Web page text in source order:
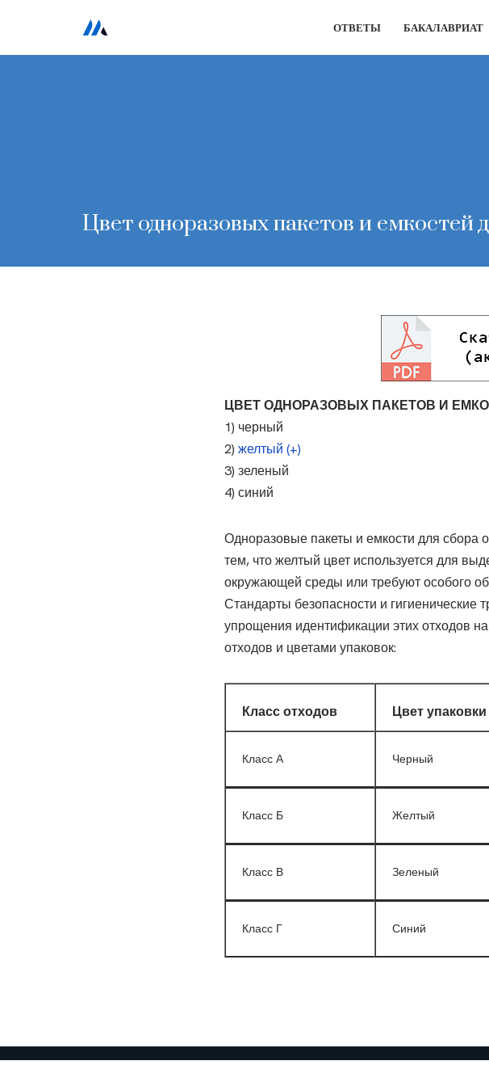
ОТВЕТЫ БАКАЛАВРИАТ
Цвет одноразовых пакетов и емкостей
ЦВЕТ ОДНОРАЗОВЫХ ПАКЕТОВ И
1) черный
2) желтый (+)
3) зеленый
4) синий
Одноразовые пакеты и емкости для сбора
тем, что желтый цвет используется для
окружающей среды или требуют особого
Стандарты безопасности и гигиенические
упрощения идентификации этих отходов
отходов и цветами упаковок:
Класс отходов Цвет упаковки
Класс А Черный
Класс Б Желтый
Класс В Зеленый
Класс Г Синий